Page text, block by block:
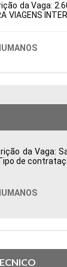
da Vaga:
VIAGENS
da Vaga:
de